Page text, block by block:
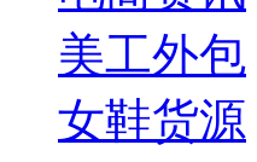
美工外包
女鞋货源